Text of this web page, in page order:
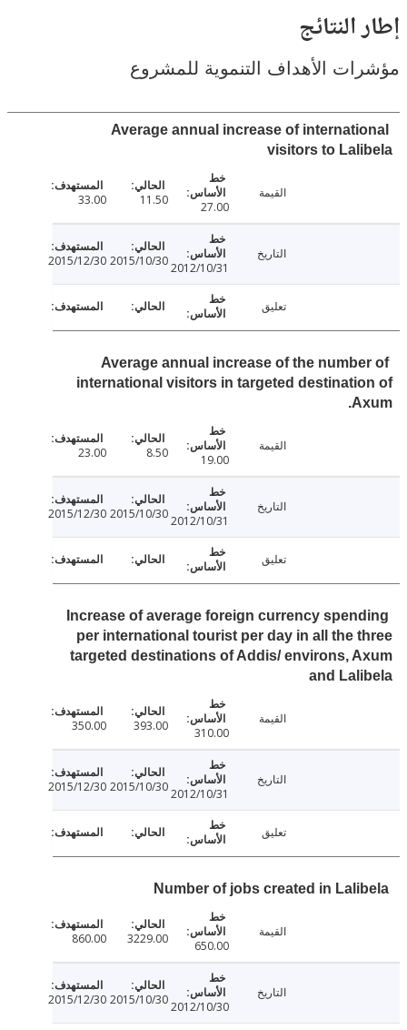
الأهداف التنموية للمشروع
Average annual increase of
visitors to
11.50
33.00
2012/10/31
2015/10/30
2015/12/30
Average annual increase of the
international visitors in targeted
8.50
23.00
2012/10/31
2015/10/30
2015/12/30
Increase of average foreign currency
per international tourist per day in all the
targeted destinations of Addis/ environs,
and
393.00
350.00
2012/10/31
2015/10/30
2015/12/30
Number of jobs created in
3229.00
860.00
2012/10/30
2015/10/30
2015/12/30